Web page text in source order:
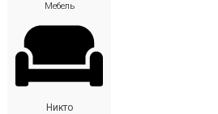
Мебель
Никто